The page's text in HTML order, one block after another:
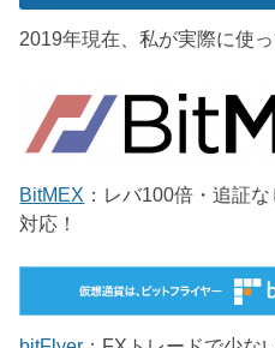
2019年現在、私が実際に使
BitMEX ：レバ100倍・追証
対応！